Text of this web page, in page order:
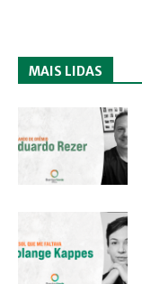
MAIS LIDAS